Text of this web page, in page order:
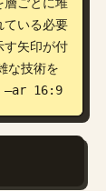
ている必要
す矢印が付
な技術を
–ar 16:9